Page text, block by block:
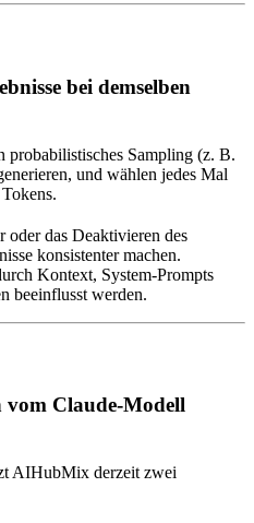
bei demselben
probabilistisches Sampling (z. B.
und wählen jedes Mal
oder das Deaktivieren des
konsistenter machen.
Kontext, System-Prompts
beeinflusst werden.
Claude-Modell
AIHubMix derzeit zwei